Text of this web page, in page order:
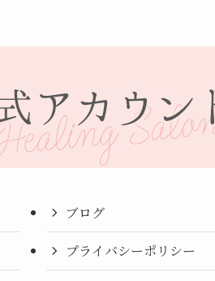
ブログ
プライバシーポリシー